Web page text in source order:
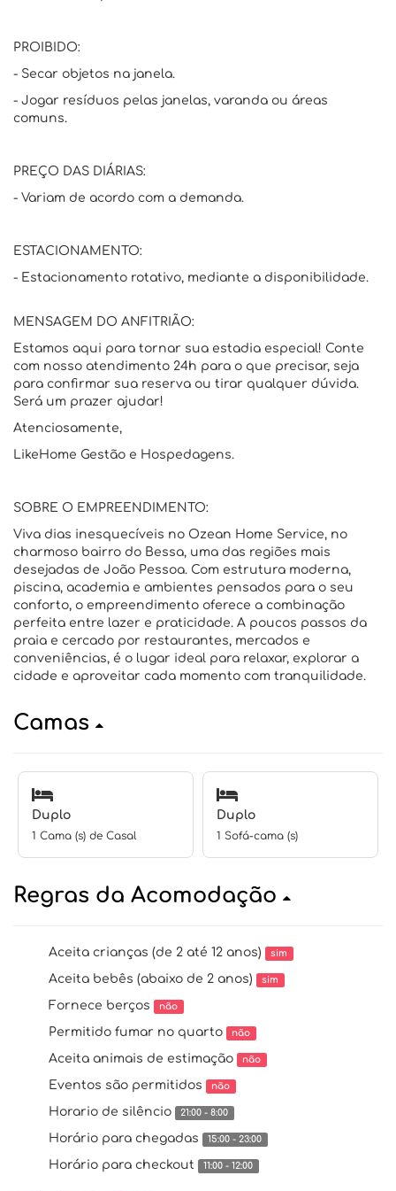
PROIBIDO:
- Secar objetos na janela.
- Jogar resíduos pelas janelas, varanda ou áreas
comuns.
PREÇO DAS DIÁRIAS:
- Variam de acordo com a demanda.
ESTACIONAMENTO:
- Estacionamento rotativo, mediante a disponibilidade.
MENSAGEM DO ANFITRIÃO:
Estamos aqui para tornar sua estadia especial! Conte
com nosso atendimento 24h para o que precisar, seja
para confirmar sua reserva ou tirar qualquer dúvida.
Será um prazer ajudar!
Atenciosamente,
LikeHome Gestão e Hospedagens.
SOBRE O EMPREENDIMENTO:
Viva dias inesquecíveis no Ozean Home Service, no
charmoso bairro do Bessa, uma das regiões mais
desejadas de João Pessoa. Com estrutura moderna,
piscina, academia e ambientes pensados para o seu
conforto, o empreendimento oferece a combinação
perfeita entre lazer e praticidade. A poucos passos da
praia e cercado por restaurantes, mercados e
conveniências, é o lugar ideal para relaxar, explorar a
cidade e aproveitar cada momento com tranquilidade.
Camas
Duplo
1 Cama (s) de Casal
Duplo
1 Sofá-cama (s)
Regras da Acomodação
Aceita crianças (de 2 até 12 anos) sim
Aceita bebês (abaixo de 2 anos) sim
Fornece berços não
Permitido fumar no quarto não
Aceita animais de estimação não
Eventos são permitidos não
Horario de silêncio 21:00 - 8:00
Horário para chegadas 15:00 - 23:00
Horário para checkout 11:00 - 12:00